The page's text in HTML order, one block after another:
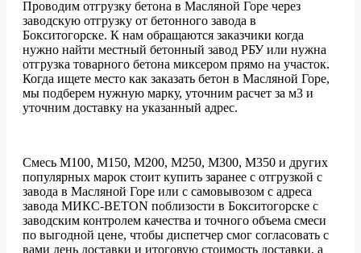
Проводим отгрузку бетона в Масляной Горе через
заводскую отгрузку от бетонного завода в
Бокситогорске. К нам обращаются заказчики когда
нужно найти местный бетонный завод РБУ или нужна
отгрузка товарного бетона миксером прямо на участок.
Когда ищете место как заказать бетон в Масляной Горе,
мы подберем нужную марку, уточним расчет за м3 и
уточним доставку на указанный адрес.
Смесь М100, М150, М200, М250, М300, М350 и других
популярных марок стоит купить заранее с отгрузкой с
завода в Масляной Горе или с самовывозом с адреса
завода МИКС-BETON поблизости в Бокситогорске с
заводским контролем качества и точного объема смеси
по выгодной цене, чтобы диспетчер смог согласовать с
вами день доставки и итоговую стоимость доставки, а